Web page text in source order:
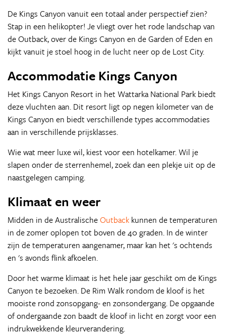
De Kings Canyon vanuit een totaal ander perspectief zien?
Stap in een helikopter! Je vliegt over het rode landschap van
de Outback, over de Kings Canyon en de Garden of Eden en
kijkt vanuit je stoel hoog in de lucht neer op de Lost City.
Accommodatie Kings Canyon
Het Kings Canyon Resort in het Wattarka National Park biedt
deze vluchten aan. Dit resort ligt op negen kilometer van de
Kings Canyon en biedt verschillende types accommodaties
aan in verschillende prijsklasses.
Wie wat meer luxe wil, kiest voor een hotelkamer. Wil je
slapen onder de sterrenhemel, zoek dan een plekje uit op de
naastgelegen camping.
Klimaat en weer
Midden in de AustralischeOutback kunnen de temperaturen
in de zomer oplopen tot boven de 40 graden. In de winter
zijn de temperaturen aangenamer, maar kan het 's ochtends
en 's avonds flink afkoelen.
Door het warme klimaat is het hele jaar geschikt om de Kings
Canyon te bezoeken. De Rim Walk rondom de kloof is het
mooiste rond zonsopgang- en zonsondergang. De opgaande
of ondergaande zon baadt de kloof in licht en zorgt voor een
indrukwekkende kleurverandering.